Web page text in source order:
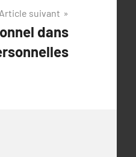
Article suivant
dans